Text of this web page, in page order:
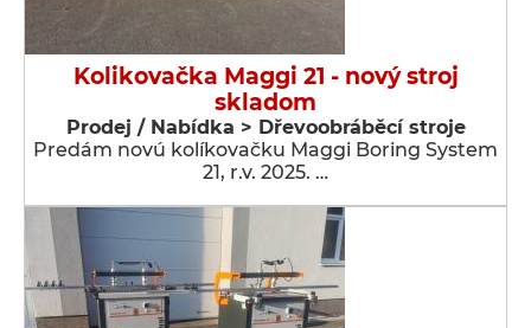
Kolikovačka Maggi 21 - nový stroj
skladom
Prodej / Nabídka > Dřevoobráběcí stroje
Predám novú kolíkovačku Maggi Boring System
21, r.v. 2025. …